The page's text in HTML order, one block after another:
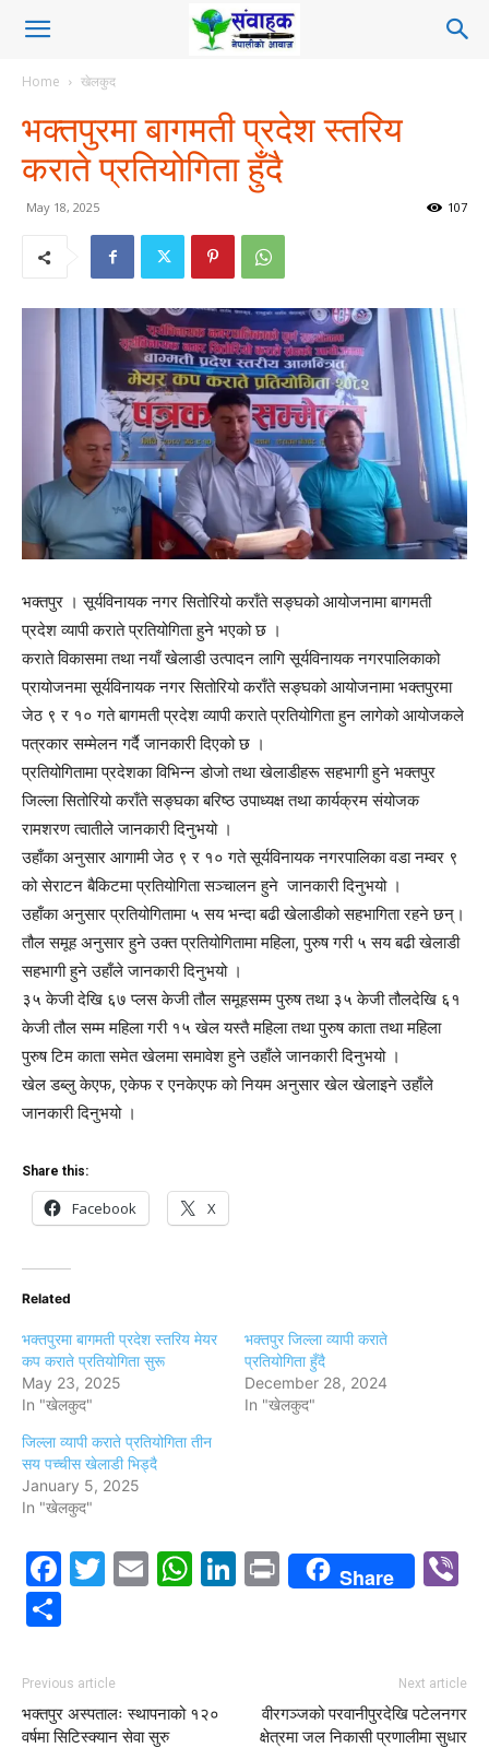
Home खेलकुद
भक्तपुरमा बागमती प्रदेश स्तरिय
कराते प्रतियोगिता हुँदै
May 18, 2025 107
भक्तपुर । सूर्यविनायक नगर सितोरियो कराँते सङ्घको आयोजनामा बागमती
प्रदेश व्यापी कराते प्रतियोगिता हुने भएको छ ।
कराते विकासमा तथा नयाँ खेलाडी उत्पादन लागि सूर्यविनायक नगरपालिकाको
प्रायोजनमा सूर्यविनायक नगर सितोरियो कराँते सङ्घको आयोजनामा भक्तपुरमा
जेठ ९ र १० गते बागमती प्रदेश व्यापी कराते प्रतियोगिता हुन लागेको आयोजकले
पत्रकार सम्मेलन गर्दै जानकारी दिएको छ ।
प्रतियोगितामा प्रदेशका विभिन्न डोजो तथा खेलाडीहरू सहभागी हुने भक्तपुर
जिल्ला सितोरियो कराँते सङ्घका बरिष्ठ उपाध्यक्ष तथा कार्यक्रम संयोजक
रामशरण त्वातीले जानकारी दिनुभयो ।
उहाँका अनुसार आगामी जेठ ९ र १० गते सूर्यविनायक नगरपालिका वडा नम्वर ९
को सेराटन बैकिटमा प्रतियोगिता सञ्चालन हुने जानकारी दिनुभयो ।
उहाँका अनुसार प्रतियोगितामा ५ सय भन्दा बढी खेलाडीको सहभागिता रहने छन्।
तौल समूह अनुसार हुने उक्त प्रतियोगितामा महिला, पुरुष गरी ५ सय बढी खेलाडी
सहभागी हुने उहाँले जानकारी दिनुभयो ।
३५ केजी देखि ६७ प्लस केजी तौल समूहसम्म पुरुष तथा ३५ केजी तौलदेखि ६१
केजी तौल सम्म महिला गरी १५ खेल यस्तै महिला तथा पुरुष काता तथा महिला
पुरुष टिम काता समेत खेलमा समावेश हुने उहाँले जानकारी दिनुभयो ।
खेल डब्लु केएफ, एकेफ र एनकेएफ को नियम अनुसार खेल खेलाइने उहाँले
जानकारी दिनुभयो ।
Share this:
Facebook X
Related
भक्तपुरमा बागमती प्रदेश स्तरिय मेयर
कप कराते प्रतियोगिता सुरू
May 23, 2025
In "खेलकुद"
भक्तपुर जिल्ला व्यापी कराते
प्रतियोगिता हुँदै
December 28, 2024
In "खेलकुद"
जिल्ला व्यापी कराते प्रतियोगिता तीन
सय पच्चीस खेलाडी भिड्दै
January 5, 2025
In "खेलकुद"
Facebook
Twitter
EmailWhatsApp
LinkedIn
PrintShare
Previous article
भक्तपुर अस्पतालः स्थापनाको १२०
वर्षमा सिटिस्क्यान सेवा सुरु
Next article
वीरगञ्जको परवानीपुरदेखि पटेलनगर
क्षेत्रमा जल निकासी प्रणालीमा सुधार